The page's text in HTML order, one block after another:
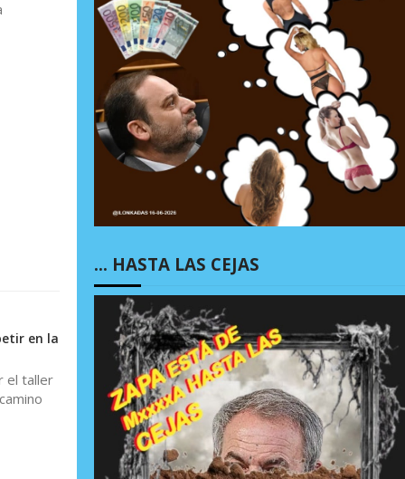
en la
el taller
… HASTA LAS CEJAS